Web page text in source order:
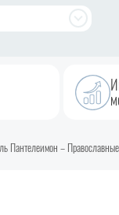
Пантелеимон –